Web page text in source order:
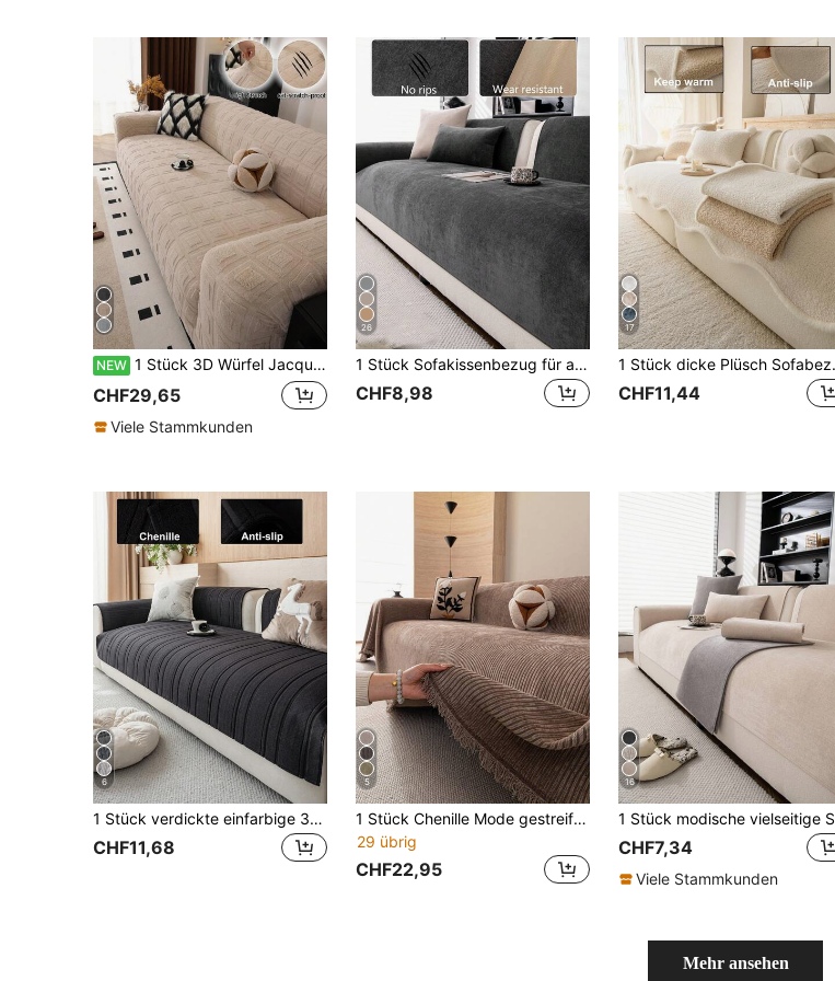
NEW 1 Stück 3D Würfel Jacquard weicher Samt Sofaüberzug, moderner minimalistischer Stil, geometrisches Muster Sofaüberzug, weich und bequem, langanhaltend und verschleißfest, farbecht, nicht verformbar, kratzfest für Haustiere, staubdicht und rutschfest, vollständiger Sofaüberzug, Rundumschutz für Sofa, geeignet für Wohnzimmer, Schlafzimmer, Arbeitszimmer, 1-4 Personen Universal L-förmiges Sofa S warm Überzug, Sofaüberzug, Couchüberzug
CHF29,65
Viele Stammkunden
26
1 Stück Sofakissenbezug für alle Jahreszeiten, moderner minimalistischer rutschfester Sofasitzpolster, staubdicht & waschbar Sofabezug, weich & farbbeständig, tierfreundlich, passend für L-förmiges Sofa und 1/2/3/4-Sitzer Sofa, geeignet für Schlafzimmer, Büro, Wohnzimmer
CHF8,98
17
1 Stück dicke Plüsch
CHF11,44
6
1 Stück verdickte einfarbige 3D-gestreifte Sofaabdeckung, rutschfeste Rückseite, haustierfreundlich, langanhaltend und fleckenresistent, weich und hautfreundlich, maschinenwaschbar, Feiertagsdekoration, geeignet für 1/2/3/4 Sitz Sofa Armlehne und Rückenlehne
CHF11,68
5
1 Stück Chenille Mode gestreifter einfarbiger Sofadecke, klassischer minimalistischer Stil, kratzfest und langanhaltend, haustierfreundlich, geeignet für alle Jahreszeiten zum Schutz des Sofas in Schlafzimmer, Wohnzimmer, Arbeitszimmer, Büro, maschinenwaschbar
29 übrig
CHF22,95
16
CHF7,34
Viele Stammkunden
Mehr ansehen